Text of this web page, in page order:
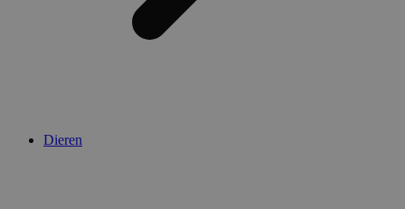
Dieren